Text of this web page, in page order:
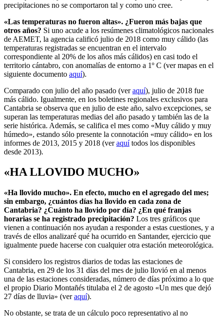
precipitaciones no se comportaron tal y como uno cree.
«Las temperaturas no fueron altas». ¿Fueron más bajas que
otros años? Si uno acude a los resúmenes climatológicos nacionales
de AEMET, la agencia calificó julio de 2018 como muy cálido (las
temperaturas registradas se encuentran en el intervalo
correspondiente al 20% de los años más cálidos) en casi todo el
territorio cántabro, con anomalías de entorno a 1º C (ver mapas en el
siguiente documento aquí).
Comparado con julio del año pasado (veraquí), julio de 2018 fue
más cálido. Igualmente, en los boletines regionales exclusivos para
Cantabria se observa que en julio de este año, salvo excepciones, se
superan las temperaturas medias del año pasado y también las de la
serie histórica. Además, se califica el mes como «Muy cálido y muy
húmedo», estando sólo presente la connotación «muy cálido» en los
informes de 2013, 2015 y 2018 (veraquítodos los disponibles
desde 2013).
«HA LLOVIDO MUCHO»
«Ha llovido mucho». En efecto, mucho en el agregado del mes;
sin embargo, ¿cuántos días ha llovido en cada zona de
Cantabria? ¿Cuánto ha llovido por día? ¿En qué franjas
horarias se ha registrado precipitación? Los tres gráficos que
vienen a continuación nos ayudan a responder a estas cuestiones, y a
través de ellos analizaré qué ha ocurrido en Santander, ejercicio que
igualmente puede hacerse con cualquier otra estación meteorológica.
Si considero los registros diarios de todas las estaciones de
Cantabria, en 29 de los 31 días del mes de julio llovió en al menos
una de las estaciones consideradas, número de días próximo a lo que
el propio Diario Montañés titulaba el 2 de agosto «Un mes que dejó
27 días de lluvia» (veraquí).
No obstante, se trata de un cálculo poco representativo al no